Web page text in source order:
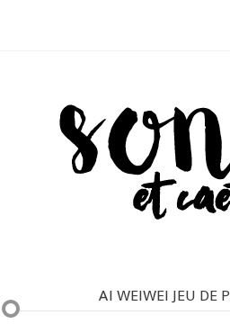
AI WEIWEI JEU DE